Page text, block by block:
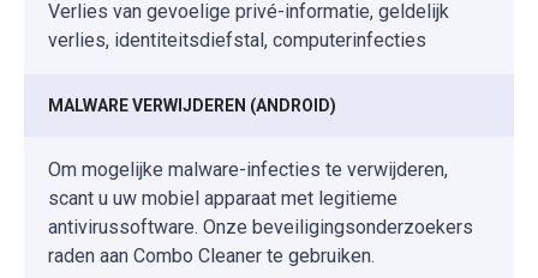
Verlies van gevoelige privé-informatie, geldelijk
verlies, identiteitsdiefstal, computerinfecties
MALWARE VERWIJDEREN (ANDROID)
Om mogelijke malware-infecties te verwijderen,
scant u uw mobiel apparaat met legitieme
antivirussoftware. Onze beveiligingsonderzoekers
raden aan Combo Cleaner te gebruiken.